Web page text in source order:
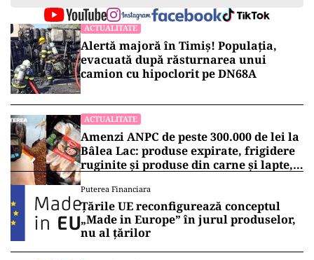
ACTUALITATE
Alertă majoră în Timiș! Populația,
evacuată după răsturnarea unui
camion cu hipoclorit pe DN68A
ACTUALITATE
Amenzi ANPC de peste 300.000 de lei la
Bâlea Lac: produse expirate, frigidere
ruginite și produse din carne și lapte,
Puterea Financiara
Țările UE reconfigurează conceptul
„Made in Europe” în jurul produselor,
nu al țărilor